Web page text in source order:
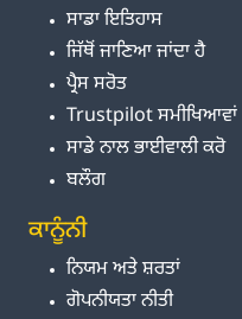
ਸਾਡਾ ਇਤਿਹਾਸ
ਜਿੱਥੋਂ ਜਾਣਿਆ ਜਾਂਦਾ ਹੈ
ਪ੍ਰੈਸ ਸਰੋਤ
Trustpilot ਸਮੀਖਿਆਵਾਂ
ਸਾਡੇ ਨਾਲ ਭਾਈਵਾਲੀ ਕਰੋ
ਬਲੌਗ
ਕਾਨੂੰਨੀ
ਨਿਯਮ ਅਤੇ ਸ਼ਰਤਾਂ
ਗੋਪਨੀਯਤਾ ਨੀਤੀ